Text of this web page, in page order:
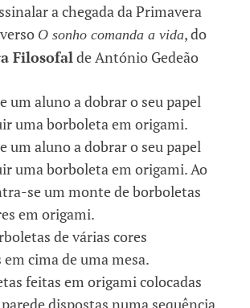
a chegada da Primavera
O sonho comanda a vida, do
Filosofal de António Gedeão